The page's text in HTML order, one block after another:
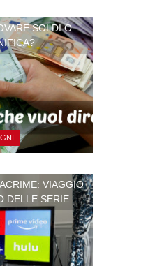
SOLDI O
VIAGGIO
DELLE SERIE ...